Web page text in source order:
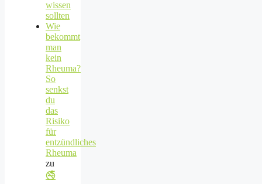
wissen
sollten
Wie
bekommt
man
kein
Rheuma?
So
senkst
du
das
Risiko
für
entzündliches
Rheuma
zu
🚭